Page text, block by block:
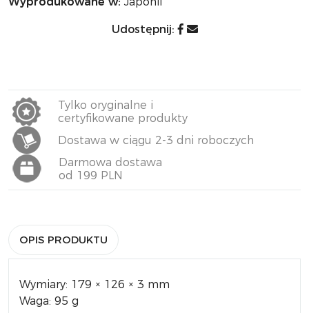
Udostępnij:
Tylko oryginalne i
certyfikowane produkty
Dostawa w ciągu 2-3 dni roboczych
Darmowa dostawa
od 199 PLN
OPIS PRODUKTU
Wymiary: 179 × 126 × 3 mm
Waga: 95 g